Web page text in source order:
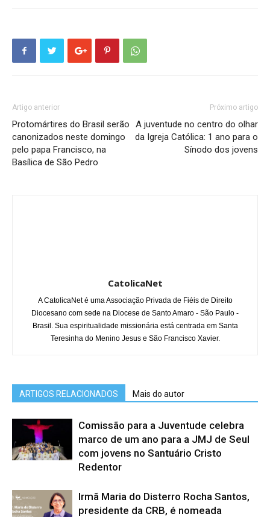
Artigo anterior
Protomártires do Brasil serão
canonizados neste domingo
pelo papa Francisco, na
Basílica de São Pedro
Próximo artigo
A juventude no centro do olhar
da Igreja Católica: 1 ano para o
Sínodo dos jovens
CatolicaNet
A CatolicaNet é uma Associação Privada de Fiéis de Direito
Diocesano com sede na Diocese de Santo Amaro - São Paulo -
Brasil. Sua espiritualidade missionária está centrada em Santa
Teresinha do Menino Jesus e São Francisco Xavier.
ARTIGOS RELACIONADOS Mais do autor
Comissão para a Juventude celebra
marco de um ano para a JMJ de Seul
com jovens no Santuário Cristo
Redentor
Irmã Maria do Disterro Rocha Santos,
presidente da CRB, é nomeada